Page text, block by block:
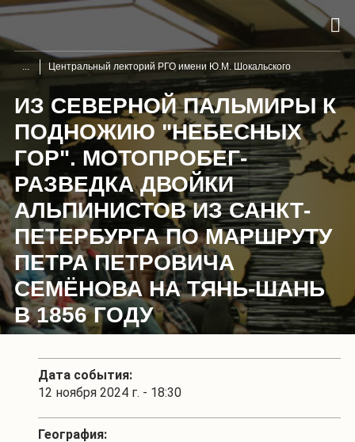
Центральный лекторий РГО имени Ю.М. Шокальского
ИЗ СЕВЕРНОЙ ПАЛЬМИРЫ К
ПОДНОЖИЮ "НЕБЕСНЫХ
ГОР". МОТОПРОБЕГ-
РАЗВЕДКА ДВОЙКИ
АЛЬПИНИСТОВ ИЗ САНКТ-
ПЕТЕРБУРГА ПО МАРШРУТУ
ПЕТРА ПЕТРОВИЧА
СЕМЁНОВА НА ТЯНЬ-ШАНЬ
В 1856 ГОДУ
Дата события:
12 ноября 2024 г. - 18:30
География: